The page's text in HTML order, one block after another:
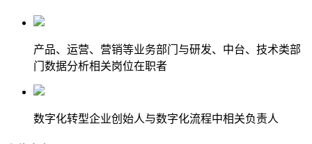
产品、运营、营销等业务部门与研发、中台、技术类部
门数据分析相关岗位在职者
数字化转型企业创始人与数字化流程中相关负责人